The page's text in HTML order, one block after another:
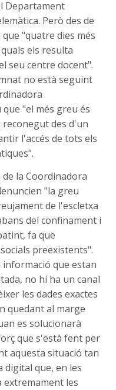
Departament
Però des de
que "quatre dies més
els resulta
seu centre docent".
no està seguint
"el més greu és
des d'un
l'accés de tots els
la Coordinadora
"la greu
de l'escletxa
del confinament i
fa que
preexistents".
que estan
no hi ha un canal
les dades exactes
quedant al marge
es solucionarà
que s'està fent per
aquesta situació tan
digital que, en les
extremament les